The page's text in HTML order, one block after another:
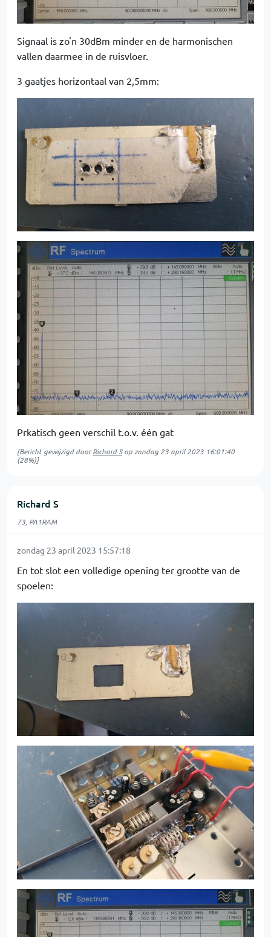
Signaal is zo'n 30dBm minder en de harmonischen
vallen daarmee in de ruisvloer.
3 gaatjes horizontaal van 2,5mm:
Prkatisch geen verschil t.o.v. één gat
[Bericht gewijzigd doorRichard Sop zondag 23 april 2023 16:01:40
(28%)]
Richard S
73, PA1RAM
zondag 23 april 2023 15:57:18
En tot slot een volledige opening ter grootte van de
spoelen: